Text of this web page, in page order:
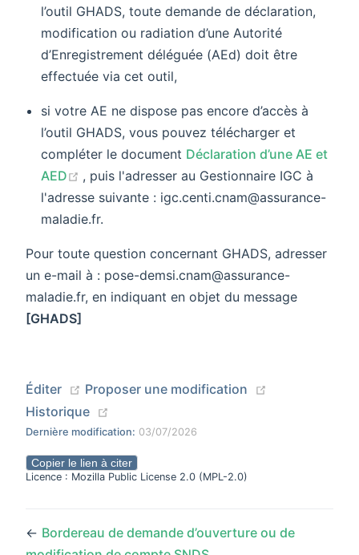
l’outil GHADS, toute demande de déclaration,
modification ou radiation d’une Autorité
d’Enregistrement déléguée (AEd) doit être
effectuée via cet outil,
si votre AE ne dispose pas encore d’accès à
l’outil GHADS, vous pouvez télécharger et
compléter le document Déclaration d’une AE et
AED
(opens new window)
, puis l'adresser au Gestionnaire IGC à
l'adresse suivante : igc.centi.cnam@assurance-
maladie.fr.
Pour toute question concernant GHADS, adresser
un e-mail à : pose-demsi.cnam@assurance-
maladie.fr, en indiquant en objet du message
[GHADS]
Éditer (opens new window)
Proposer une modification
Historique
Dernière modification: 03/07/2026
Copier le lien à citer
Licence : Mozilla Public License 2.0 (MPL-2.0)
← Bordereau de demande d’ouverture ou de